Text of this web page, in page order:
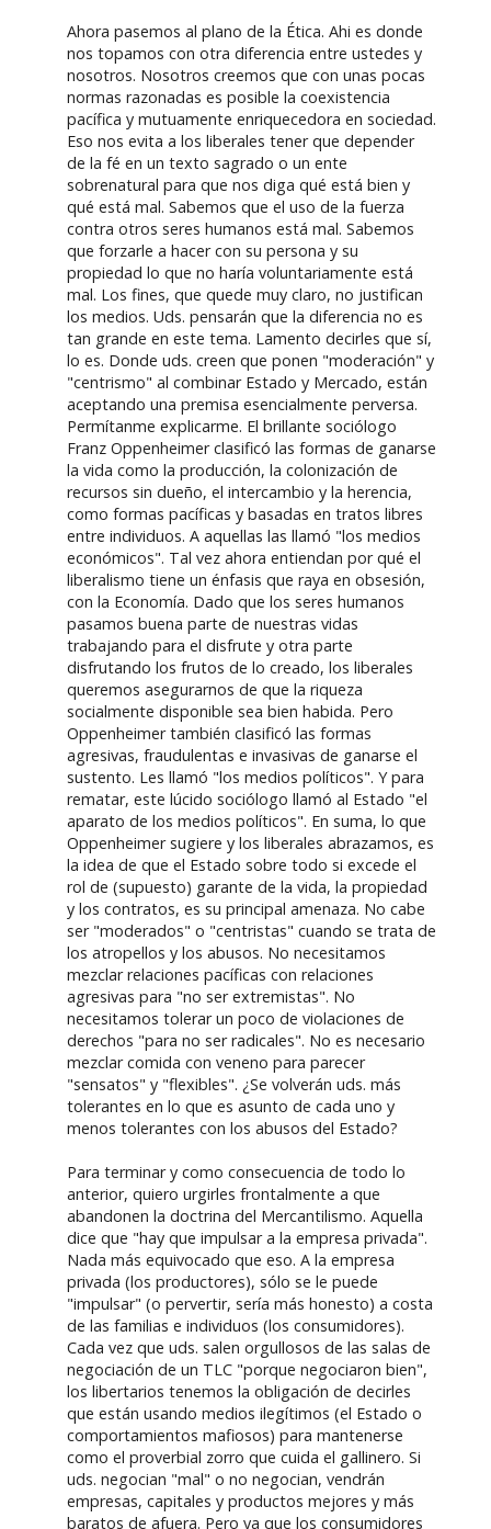
Ahora pasemos al plano de la Ética. Ahi es donde
nos topamos con otra diferencia entre ustedes y
nosotros. Nosotros creemos que con unas pocas
normas razonadas es posible la coexistencia
pacífica y mutuamente enriquecedora en sociedad.
Eso nos evita a los liberales tener que depender
de la fé en un texto sagrado o un ente
sobrenatural para que nos diga qué está bien y
qué está mal. Sabemos que el uso de la fuerza
contra otros seres humanos está mal. Sabemos
que forzarle a hacer con su persona y su
propiedad lo que no haría voluntariamente está
mal. Los fines, que quede muy claro, no justifican
los medios. Uds. pensarán que la diferencia no es
tan grande en este tema. Lamento decirles que sí,
lo es. Donde uds. creen que ponen "moderación" y
"centrismo" al combinar Estado y Mercado, están
aceptando una premisa esencialmente perversa.
Permítanme explicarme. El brillante sociólogo
Franz Oppenheimer clasificó las formas de ganarse
la vida como la producción, la colonización de
recursos sin dueño, el intercambio y la herencia,
como formas pacíficas y basadas en tratos libres
entre individuos. A aquellas las llamó "los medios
económicos". Tal vez ahora entiendan por qué el
liberalismo tiene un énfasis que raya en obsesión,
con la Economía. Dado que los seres humanos
pasamos buena parte de nuestras vidas
trabajando para el disfrute y otra parte
disfrutando los frutos de lo creado, los liberales
queremos asegurarnos de que la riqueza
socialmente disponible sea bien habida. Pero
Oppenheimer también clasificó las formas
agresivas, fraudulentas e invasivas de ganarse el
sustento. Les llamó "los medios políticos". Y para
rematar, este lúcido sociólogo llamó al Estado "el
aparato de los medios políticos". En suma, lo que
Oppenheimer sugiere y los liberales abrazamos, es
la idea de que el Estado sobre todo si excede el
rol de (supuesto) garante de la vida, la propiedad
y los contratos, es su principal amenaza. No cabe
ser "moderados" o "centristas" cuando se trata de
los atropellos y los abusos. No necesitamos
mezclar relaciones pacíficas con relaciones
agresivas para "no ser extremistas". No
necesitamos tolerar un poco de violaciones de
derechos "para no ser radicales". No es necesario
mezclar comida con veneno para parecer
"sensatos" y "flexibles". ¿Se volverán uds. más
tolerantes en lo que es asunto de cada uno y
menos tolerantes con los abusos del Estado?
Para terminar y como consecuencia de todo lo
anterior, quiero urgirles frontalmente a que
abandonen la doctrina del Mercantilismo. Aquella
dice que "hay que impulsar a la empresa privada".
Nada más equivocado que eso. A la empresa
privada (los productores), sólo se le puede
"impulsar" (o pervertir, sería más honesto) a costa
de las familias e individuos (los consumidores).
Cada vez que uds. salen orgullosos de las salas de
negociación de un TLC "porque negociaron bien",
los libertarios tenemos la obligación de decirles
que están usando medios ilegítimos (el Estado o
comportamientos mafiosos) para mantenerse
como el proverbial zorro que cuida el gallinero. Si
uds. negocian "mal" o no negocian, vendrán
empresas, capitales y productos mejores y más
baratos de afuera. Pero ya que los consumidores